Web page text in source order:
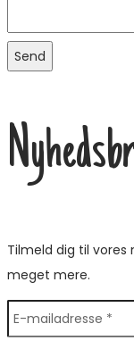
Send
Tilmeld dig til
meget mere.